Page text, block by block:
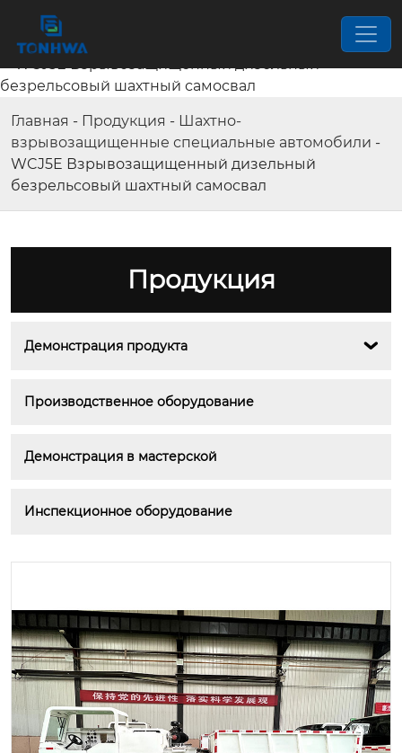
Главная - Продукция - Шахтно-
взрывозащищенные специальные автомобили -
WCJ5E Взрывозащищенный дизельный
безрельсовый шахтный самосвал
Продукция
Демонстрация продукта 
Производственное оборудование
Демонстрация в мастерской
Инспекционное оборудование